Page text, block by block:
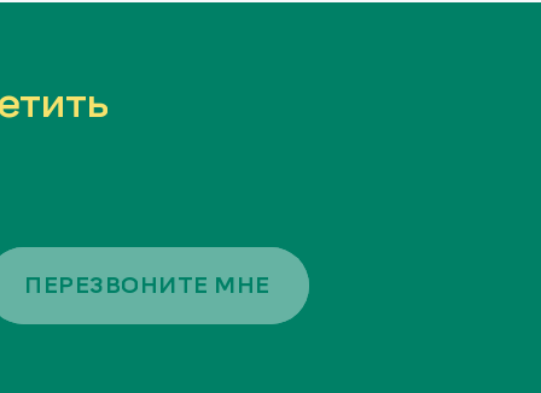
ПЕРЕЗВОНИТЕ МНЕ